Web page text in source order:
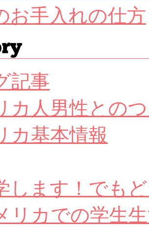
お手入れの仕方
記事
カ人男性との
カ基本情報
します！でも
リカでの学生